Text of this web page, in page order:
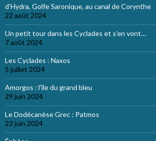
d’Hydra, Golfe Saronique, au canal de Corynthe
22 août 2024
Un petit tour dans les Cyclades et s’en vont…
7 août 2024
Les Cyclades : Naxos
5 juillet 2024
Amorgos : l’île du grand bleu
29 juin 2024
Le Dodécanèse Grec : Patmos
23 juin 2024